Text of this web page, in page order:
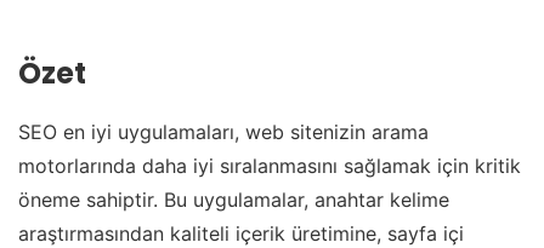
Özet
SEO en iyi uygulamaları, web sitenizin arama
motorlarında daha iyi sıralanmasını sağlamak için kritik
öneme sahiptir. Bu uygulamalar, anahtar kelime
araştırmasından kaliteli içerik üretimine, sayfa içi